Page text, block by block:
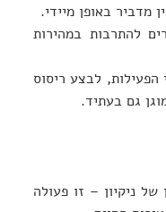
מדביר באופן מיידי.
להתרבות במהירות
לבצע ריסוס
גם בעתיד.
ניקיון – זו פעולה